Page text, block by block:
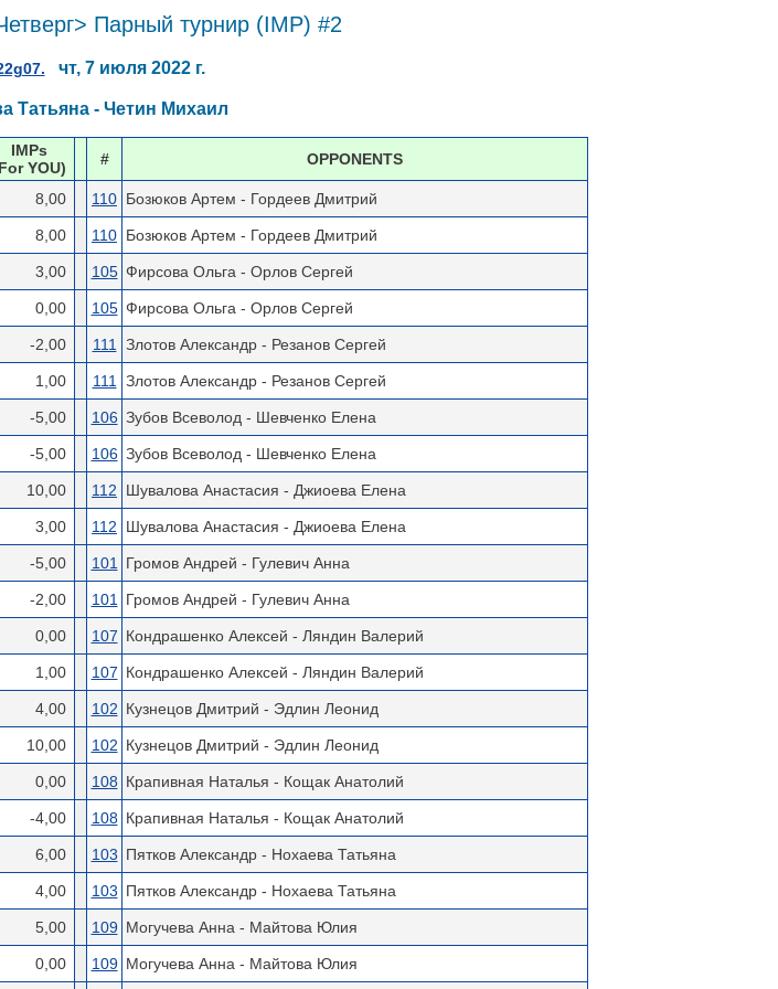
Парный турнир (IMP) #2
чт, 7 июля 2022 г.
Татьяна - Четин Михаил
IMPs
YOU)
# OPPONENTS
8,00 110 Бозюков Артем - Гордеев Дмитрий
8,00 110 Бозюков Артем - Гордеев Дмитрий
3,00 105 Фирсова Ольга - Орлов Сергей
0,00 105 Фирсова Ольга - Орлов Сергей
-2,00 111 Злотов Александр - Резанов Сергей
1,00 111 Злотов Александр - Резанов Сергей
-5,00 106 Зубов Всеволод - Шевченко Елена
-5,00 106 Зубов Всеволод - Шевченко Елена
10,00 112 Шувалова Анастасия - Джиоева Елена
3,00 112 Шувалова Анастасия - Джиоева Елена
-5,00 101 Громов Андрей - Гулевич Анна
-2,00 101 Громов Андрей - Гулевич Анна
0,00 107 Кондрашенко Алексей - Ляндин Валерий
1,00 107 Кондрашенко Алексей - Ляндин Валерий
4,00 102 Кузнецов Дмитрий - Эдлин Леонид
10,00 102 Кузнецов Дмитрий - Эдлин Леонид
0,00 108 Крапивная Наталья - Кощак Анатолий
-4,00 108 Крапивная Наталья - Кощак Анатолий
6,00 103 Пятков Александр - Нохаева Татьяна
4,00 103 Пятков Александр - Нохаева Татьяна
5,00 109 Могучева Анна - Майтова Юлия
0,00 109 Могучева Анна - Майтова Юлия